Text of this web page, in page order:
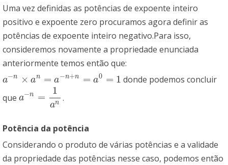
Uma vez definidas as potências de expoente inteiro
positivo e expoente zero procuramos agora definir as
potências de expoente inteiro negativo.Para isso,
consideremos novamente a propriedade enunciada
anteriormente temos então que:
a−n × an = a−n+n = a0 = 1
a−n× an=a −n+n=a0=1
donde podemos concluir
que a−n =
1
an
a−n= 1a n .
Potência da potência
Considerando o produto de várias potências e a validade
da propriedade das potências nesse caso, podemos então